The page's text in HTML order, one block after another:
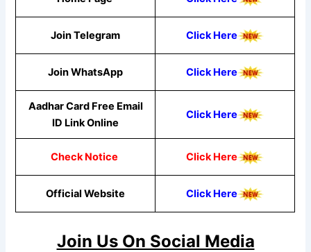
Join Telegram Click Here
Join WhatsApp Click Here
Aadhar Card Free Email
ID Link Online
Click Here
Check Notice Click Here
Official Website ClickHere
Join Us On Social Media